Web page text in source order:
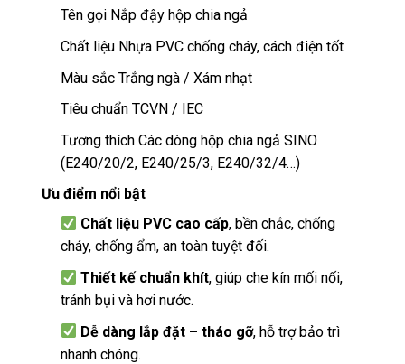
Tên gọi Nắp đậy hộp chia ngả
Chất liệu Nhựa PVC chống cháy, cách điện tốt
Màu sắc Trắng ngà / Xám nhạt
Tiêu chuẩn TCVN / IEC
Tương thích Các dòng hộp chia ngả SINO
(E240/20/2, E240/25/3, E240/32/4…)
Ưu điểm nổi bật
Chất liệu PVC cao cấp, bền chắc, chống
cháy, chống ẩm, an toàn tuyệt đối.
Thiết kế chuẩn khít, giúp che kín mối nối,
tránh bụi và hơi nước.
Dễ dàng lắp đặt – tháo gỡ, hỗ trợ bảo trì
nhanh chóng.